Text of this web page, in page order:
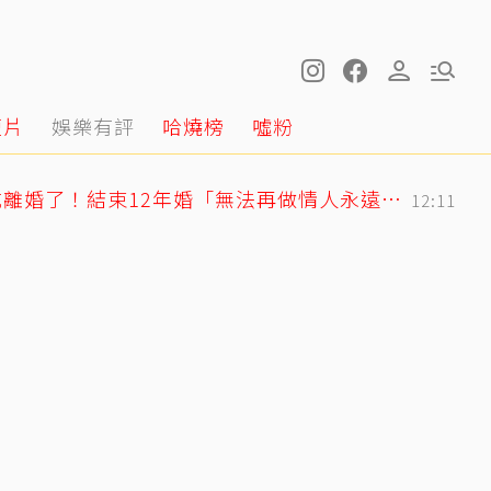
娛樂有評 哈燒榜 噓粉
快訊／方志友、楊銘威離婚了！結束12年婚「無法再做情人永遠是家人」 12:11